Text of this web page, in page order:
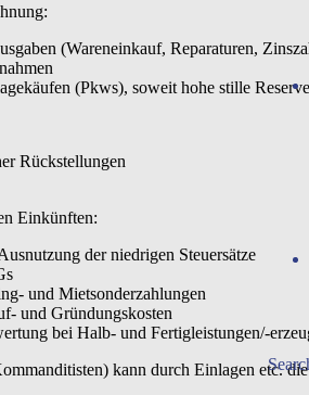
(Wareneinkauf, Reparaturen,
(Pkws), soweit hohe stille
Rückstellungen
Einkünften:
der niedrigen Steuersätze
und Mietsonderzahlungen
und Gründungskosten
bei Halb- und Fertigleistungen/-
kann durch Einlagen etc.